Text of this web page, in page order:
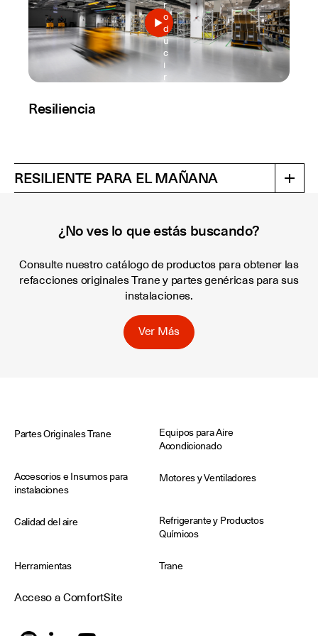
r
o
d
u
c
i
r
Resiliencia
RESILIENTE PARA EL MAÑANA
¿No ves lo que estás buscando?
Consulte nuestro catálogo de productos para obtener las
refacciones originales Trane y partes genéricas para sus
instalaciones.
Ver Más
Partes Originales Trane
Equipos para Aire
Acondicionado
Accesorios e Insumos para
instalaciones
Motores y Ventiladores
Calidad del aire
Refrigerante y Productos
Químicos
Herramientas Trane
Acceso a ComfortSite